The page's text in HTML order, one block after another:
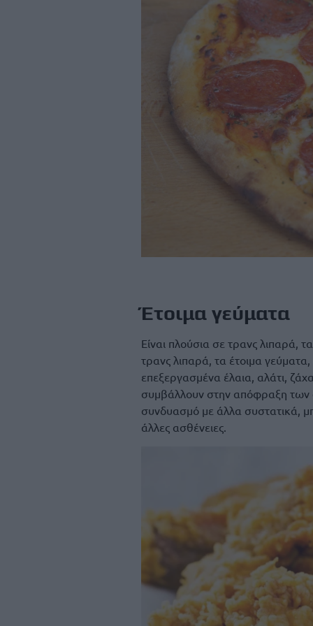
Έτοιμα γεύματα
Είναι πλούσια σε τρανς λιπαρά,
τρανς λιπαρά, τα έτοιμα
επεξεργασμένα έλαια, αλάτι,
συμβάλλουν στην απόφραξη των
συνδυασμό με άλλα συστατικά,
άλλες ασθένειες.